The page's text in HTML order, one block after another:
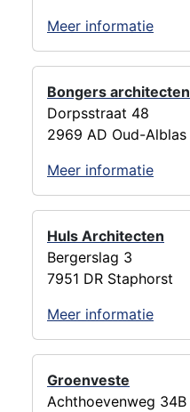
Meer informatie
Bongers architecten
Dorpsstraat 48
2969 AD Oud-Alblas
Meer informatie
Huls Architecten
Bergerslag 3
7951 DR Staphorst
Meer informatie
Groenveste
Achthoevenweg 34B